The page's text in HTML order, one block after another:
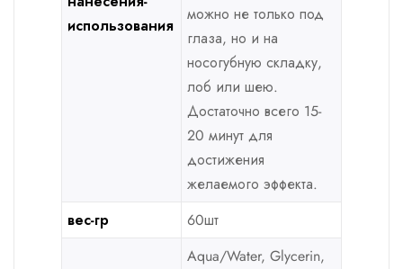
использования
можно не только под
глаза, но и на
носогубную складку,
лоб или шею.
Достаточно всего 15-
20 минут для
достижения
желаемого эффекта.
вес-гр
60шт
Aqua/Water, Glycerin,